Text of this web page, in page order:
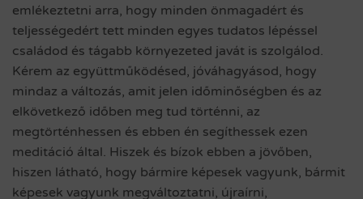
emlékeztetni arra, hogy minden önmagadért és
teljességedért tett minden egyes tudatos lépéssel
családod és tágabb környezeted javát is szolgálod.
Kérem az együttműködésed, jóváhagyásod, hogy
mindaz a változás, amit jelen időminőségben és az
elkövetkező időben meg tud történni, az
megtörténhessen és ebben én segíthessek ezen
meditáció által. Hiszek és bízok ebben a jövőben,
hiszen látható, hogy bármire képesek vagyunk, bármit
képesek vagyunk megváltoztatni, újraírni,